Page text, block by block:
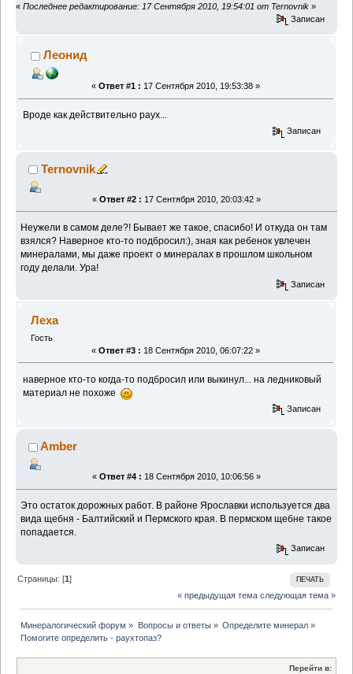
« Последнее редактирование: 17 Сентября 2010, 19:54:01 от Ternovnik »
Записан
Леонид
« Ответ #1 : 17 Сентября 2010, 19:53:38 »
Вроде как действительно раух...
Записан
Ternovnik
« Ответ #2 : 17 Сентября 2010, 20:03:42 »
Неужели в самом деле?! Бывает же такое, спасибо! И откуда он там
взялся? Наверное кто-то подбросил:), зная как ребенок увлечен
минералами, мы даже проект о минералах в прошлом школьном
году делали. Ура!
Записан
Леха
Гость
« Ответ #3 : 18 Сентября 2010, 06:07:22 »
наверное кто-то когда-то подбросил или выкинул... на ледниковый
материал не похоже
Записан
Amber
« Ответ #4 : 18 Сентября 2010, 10:06:56 »
Это остаток дорожных работ. В районе Ярославки используется два
вида щебня - Балтийский и Пермского края. В пермском щебне такое
попадается.
Записан
ПЕЧАТЬ
Страницы: [1]
« предыдущая тема следующая тема »
Минералогический форум » Вопросы и ответы» Определите минерал»
Помогите определить - раухтопаз?
Перейти в: